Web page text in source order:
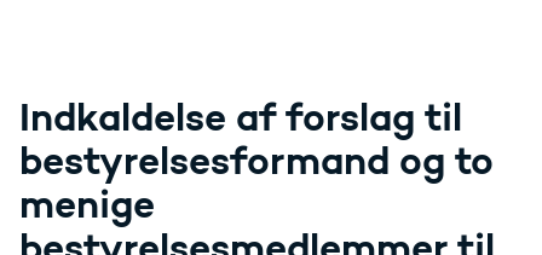
Indkaldelse af forslag til
bestyrelsesformand og to
menige